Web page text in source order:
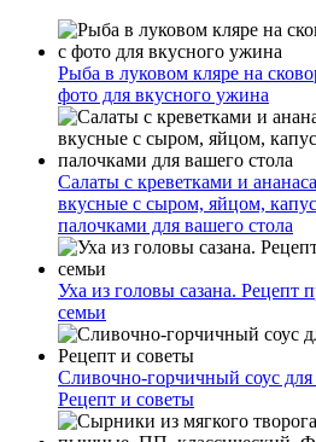
Рыба в луковом кляре на
фото для вкусного ужина
Салаты с креветками и
вкусные с сыром, яйцом,
палочками для вашего стола
Уха из головы сазана. Рецепт
семьи
Сливочно-горчичный соус
Рецепт и советы